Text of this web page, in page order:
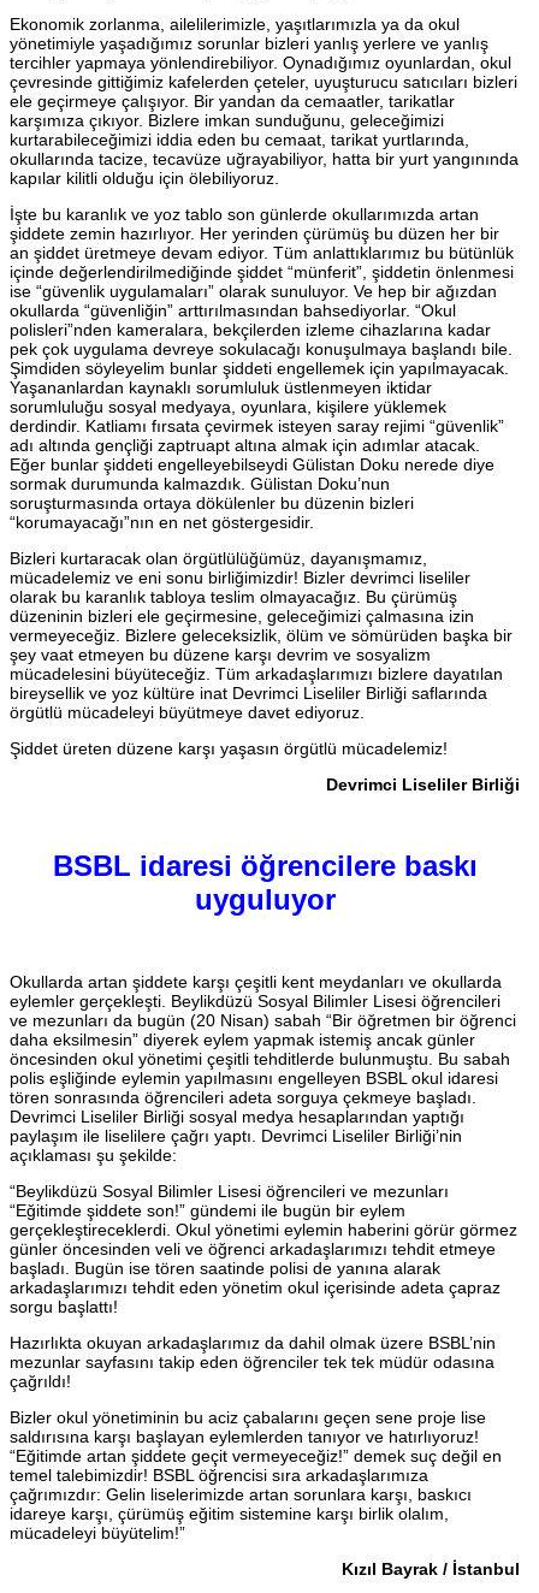
Ekonomik zorlanma, ailelilerimizle, yaşıtlarımızla ya da okul
yönetimiyle yaşadığımız sorunlar bizleri yanlış yerlere ve yanlış
tercihler yapmaya yönlendirebiliyor. Oynadığımız oyunlardan, okul
çevresinde gittiğimiz kafelerden çeteler, uyuşturucu satıcıları bizleri
ele geçirmeye çalışıyor. Bir yandan da cemaatler, tarikatlar
karşımıza çıkıyor. Bizlere imkan sunduğunu, geleceğimizi
kurtarabileceğimizi iddia eden bu cemaat, tarikat yurtlarında,
okullarında tacize, tecavüze uğrayabiliyor, hatta bir yurt yangınında
kapılar kilitli olduğu için ölebiliyoruz.
İşte bu karanlık ve yoz tablo son günlerde okullarımızda artan
şiddete zemin hazırlıyor. Her yerinden çürümüş bu düzen her bir
an şiddet üretmeye devam ediyor. Tüm anlattıklarımız bu bütünlük
içinde değerlendirilmediğinde şiddet “münferit”, şiddetin önlenmesi
ise “güvenlik uygulamaları” olarak sunuluyor. Ve hep bir ağızdan
okullarda “güvenliğin” arttırılmasından bahsediyorlar. “Okul
polisleri”nden kameralara, bekçilerden izleme cihazlarına kadar
pek çok uygulama devreye sokulacağı konuşulmaya başlandı bile.
Şimdiden söyleyelim bunlar şiddeti engellemek için yapılmayacak.
Yaşananlardan kaynaklı sorumluluk üstlenmeyen iktidar
sorumluluğu sosyal medyaya, oyunlara, kişilere yüklemek
derdindir. Katliamı fırsata çevirmek isteyen saray rejimi “güvenlik”
adı altında gençliği zaptruapt altına almak için adımlar atacak.
Eğer bunlar şiddeti engelleyebilseydi Gülistan Doku nerede diye
sormak durumunda kalmazdık. Gülistan Doku’nun
soruşturmasında ortaya dökülenler bu düzenin bizleri
“korumayacağı”nın en net göstergesidir.
Bizleri kurtaracak olan örgütlülüğümüz, dayanışmamız,
mücadelemiz ve eni sonu birliğimizdir! Bizler devrimci liseliler
olarak bu karanlık tabloya teslim olmayacağız. Bu çürümüş
düzeninin bizleri ele geçirmesine, geleceğimizi çalmasına izin
vermeyeceğiz. Bizlere geleceksizlik, ölüm ve sömürüden başka bir
şey vaat etmeyen bu düzene karşı devrim ve sosyalizm
mücadelesini büyüteceğiz. Tüm arkadaşlarımızı bizlere dayatılan
bireysellik ve yoz kültüre inat Devrimci Liseliler Birliği saflarında
örgütlü mücadeleyi büyütmeye davet ediyoruz.
Şiddet üreten düzene karşı yaşasın örgütlü mücadelemiz!
Devrimci Liseliler Birliği
BSBL idaresi öğrencilere baskı
uyguluyor
Okullarda artan şiddete karşı çeşitli kent meydanları ve okullarda
eylemler gerçekleşti. Beylikdüzü Sosyal Bilimler Lisesi öğrencileri
ve mezunları da bugün (20 Nisan) sabah “Bir öğretmen bir öğrenci
daha eksilmesin” diyerek eylem yapmak istemiş ancak günler
öncesinden okul yönetimi çeşitli tehditlerde bulunmuştu. Bu sabah
polis eşliğinde eylemin yapılmasını engelleyen BSBL okul idaresi
tören sonrasında öğrencileri adeta sorguya çekmeye başladı.
Devrimci Liseliler Birliği sosyal medya hesaplarından yaptığı
paylaşım ile liselilere çağrı yaptı. Devrimci Liseliler Birliği’nin
açıklaması şu şekilde:
“Beylikdüzü Sosyal Bilimler Lisesi öğrencileri ve mezunları
“Eğitimde şiddete son!” gündemi ile bugün bir eylem
gerçekleştireceklerdi. Okul yönetimi eylemin haberini görür görmez
günler öncesinden veli ve öğrenci arkadaşlarımızı tehdit etmeye
başladı. Bugün ise tören saatinde polisi de yanına alarak
arkadaşlarımızı tehdit eden yönetim okul içerisinde adeta çapraz
sorgu başlattı!
Hazırlıkta okuyan arkadaşlarımız da dahil olmak üzere BSBL’nin
mezunlar sayfasını takip eden öğrenciler tek tek müdür odasına
çağrıldı!
Bizler okul yönetiminin bu aciz çabalarını geçen sene proje lise
saldırısına karşı başlayan eylemlerden tanıyor ve hatırlıyoruz!
“Eğitimde artan şiddete geçit vermeyeceğiz!” demek suç değil en
temel talebimizdir! BSBL öğrencisi sıra arkadaşlarımıza
çağrımızdır: Gelin liselerimizde artan sorunlara karşı, baskıcı
idareye karşı, çürümüş eğitim sistemine karşı birlik olalım,
mücadeleyi büyütelim!”
Kızıl Bayrak / İstanbul